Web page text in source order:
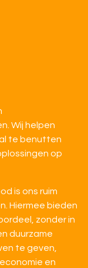
Wij helpen
te benutten
op
is ons ruim
Hiermee bieden
zonder in
duurzame
te geven,
en